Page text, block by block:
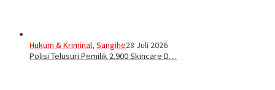
Hukum & Kriminal, Sangihe28 Juli 2026
Polisi Telusuri Pemilik 2.900 Skincare D…